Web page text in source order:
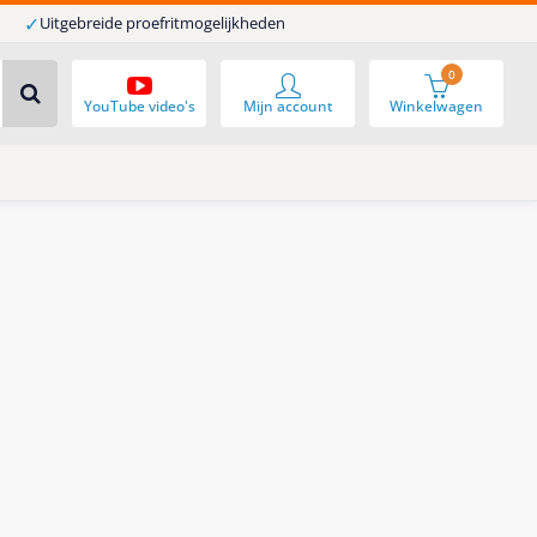
✓Uitgebreide proefritmogelijkheden
YouTube video's Winkelwagen
0
Mijn account